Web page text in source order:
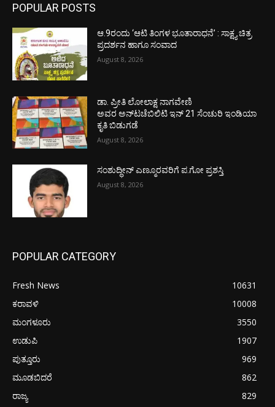
POPULAR POSTS
ಆ.9ರಂದು ‘ಆಟಿ ತಿಂಗಳ ಭೂತಾರಾಧನೆ’ : ಸಾಕ್ಷ್ಯ ಚಿತ್ರ
ಪ್ರದರ್ಶನ ಹಾಗೂ ಸಂವಾದ
August 8, 2026
ಡಾ. ಪ್ರೀತಿ ಲೋಲಾಕ್ಷ ನಾಗವೇಣಿ
ಅವರ ಅನ್‌ಟಚೆಬಿಲಿಟಿ ಇನ್ 21 ಸೆಂಚುರಿ ಇಂಡಿಯಾ
ಕೃತಿ ಬಿಡುಗಡೆ
August 8, 2026
ಸಂಶುದ್ಧೀನ್ ಎಣ್ಮೂರವರಿಗೆ ಪ.ಗೋ ಪ್ರಶಸ್ತಿ
August 8, 2026
POPULAR CATEGORY
Fresh News
10631
ಕರಾವಳಿ
10008
ಮಂಗಳೂರು
3550
ಉಡುಪಿ
1907
ಪುತ್ತೂರು
969
ಮೂಡಬಿದರೆ
862
ರಾಜ್ಯ
829